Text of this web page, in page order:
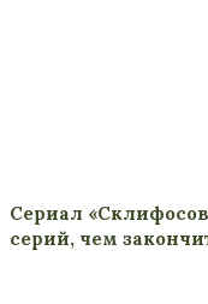
Сериал
серий, чем